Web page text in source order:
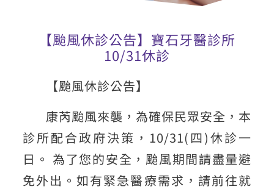
【颱風休診公告】寶石牙醫診所
10/31休診
【颱風休診公告】
康芮颱風來襲，為確保民眾安全，本
診所配合政府決策，10/31(四)休診一
日。 為了您的安全，颱風期間請盡量避
免外出。如有緊急醫療需求，請前往就